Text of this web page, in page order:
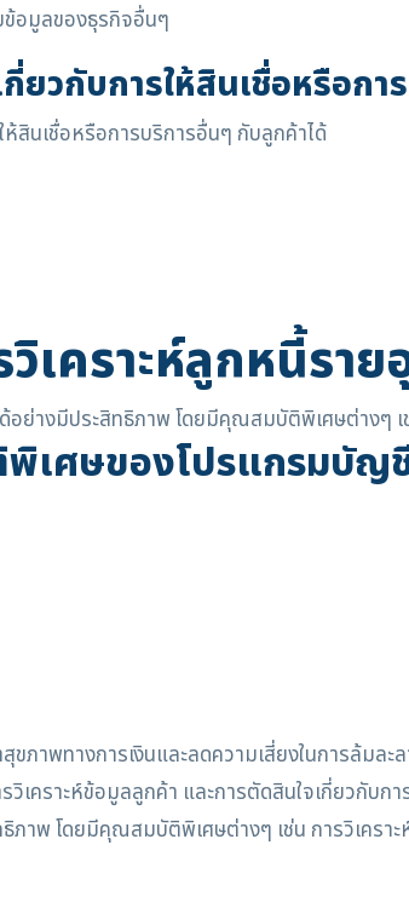
ข้อมูลของธุรกิจอื่นๆ
ยวกับการให้สินเชื่อหรือกา
สินเชื่อหรือการบริการอื่นๆ กับลูกค้าได้
เคราะห์ลูกหนี้รา
ย่างมีประสิทธิภาพ โดยมีคุณสมบัติพิเศษต่างๆ เ
เศษของโปรแกรมบัญ
าพทางการเงินและลดความเสี่ยงในการล้มล
เคราะห์ข้อมูลลูกค้า และการตัดสินใจเกี่ยวกับ
าพ โดยมีคุณสมบัติพิเศษต่างๆ เช่น การวิเครา